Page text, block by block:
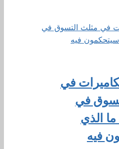
في
في
ما الذي
فيه